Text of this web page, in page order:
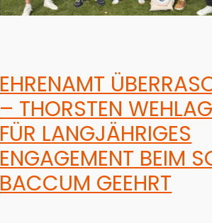
EHRENAMT
– THORSTEN
FÜR LANGJÄHRIGES
ENGAGEMENT BEIM
BACCUM GEEHRT